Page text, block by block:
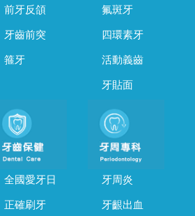
前牙反頜
牙齒前突
箍牙
氟斑牙
四環素牙
活動義齒
牙貼面
全國愛牙日
正確刷牙
牙周炎
牙齦出血